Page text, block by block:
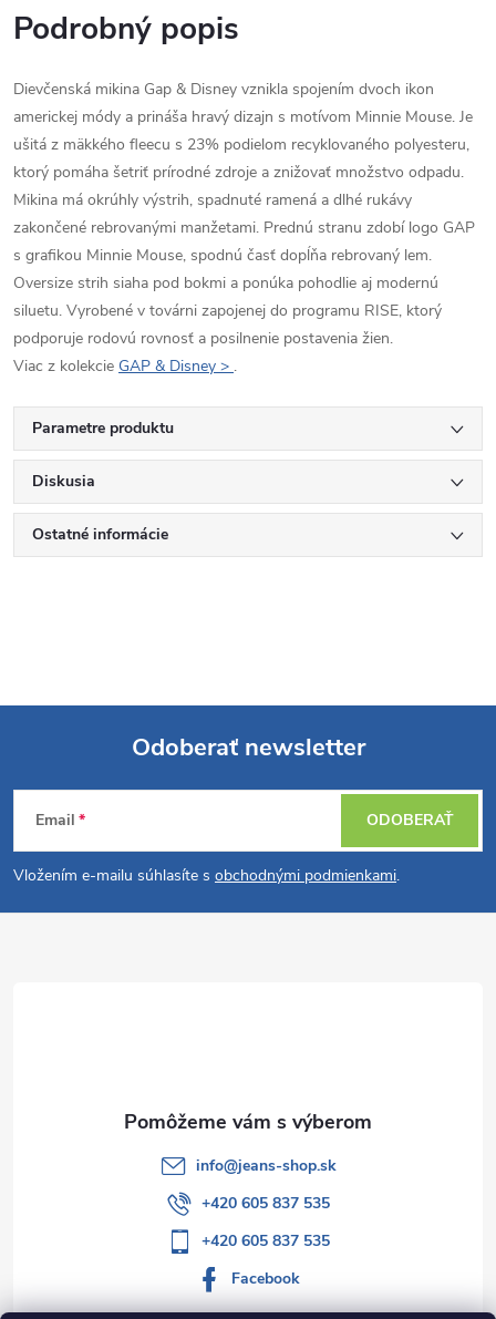
Podrobný popis
Dievčenská mikina Gap & Disney vznikla spojením dvoch ikon
americkej módy a prináša hravý dizajn s motívom Minnie Mouse. Je
ušitá z mäkkého fleecu s 23% podielom recyklovaného polyesteru,
ktorý pomáha šetriť prírodné zdroje a znižovať množstvo odpadu.
Mikina má okrúhly výstrih, spadnuté ramená a dlhé rukávy
zakončené rebrovanými manžetami. Prednú stranu zdobí logo GAP
s grafikou Minnie Mouse, spodnú časť dopĺňa rebrovaný lem.
Oversize strih siaha pod bokmi a ponúka pohodlie aj modernú
siluetu. Vyrobené v továrni zapojenej do programu RISE, ktorý
podporuje rodovú rovnosť a posilnenie postavenia žien.
Viac z kolekcie GAP & Disney > .
Parametre produktu
Diskusia
Ostatné informácie
Z
á
p
Odoberať newsletter
Email
Vložením e-mailu súhlasíte s obchodnými podmienkami.
ODOBERAŤ
info@jeans-shop.sk
+420 605 837 535
+420 605 837 535
Facebook